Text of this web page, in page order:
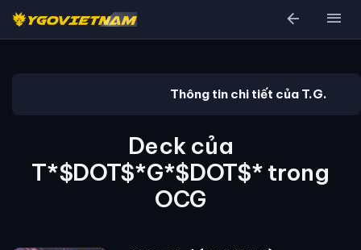
arrow_back menu
Thông tin chi tiết của T.G.
Deck của
T*$DOT$*G*$DOT$* trong
OCG